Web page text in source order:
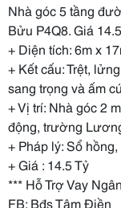
Nhà góc 5 tầng
Bửu P4Q8. Giá
+ Diện tích: 6m x
+ Kết cấu: Trệt,
sang trọng và ấm
+ Vị trí: Nhà góc 2
động, trường
+ Pháp lý: Sổ
+ Giá : 14.5 Tỷ
*** Hỗ Trợ Vay
FB: Bđs Tâm Điền